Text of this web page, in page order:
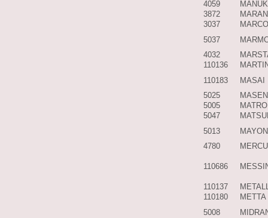
4059
3872
3037
5037
4032
110136
110183
MASAI
5025
5005
MATRO
5047
5013
MAYON
4780
110686
110137
110180
5008